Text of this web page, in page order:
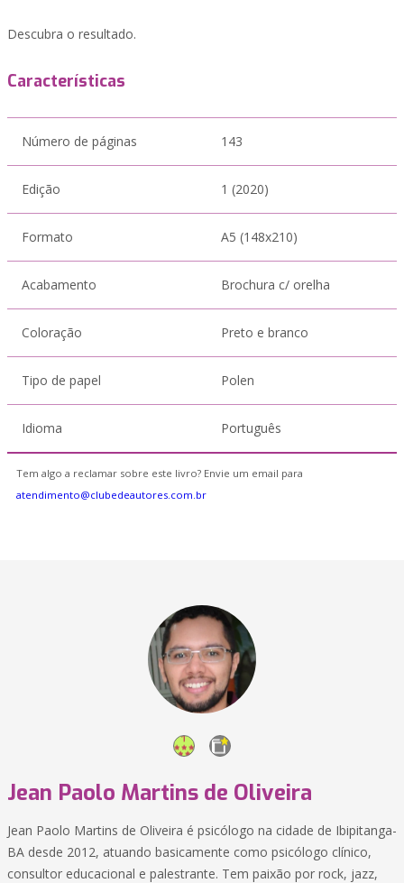
Descubra o resultado.
Características
Número de páginas 143
Edição 1 (2020)
Formato A5 (148x210)
Acabamento Brochura c/ orelha
Coloração Preto e branco
Tipo de papel Polen
Idioma Português
Tem algo a reclamar sobre este livro? Envie um email para
atendimento@clubedeautores.com.br
Jean Paolo Martins de Oliveira
Jean Paolo Martins de Oliveira é psicólogo na cidade de Ibipitanga-
BA desde 2012, atuando basicamente como psicólogo clínico,
consultor educacional e palestrante. Tem paixão por rock, jazz,